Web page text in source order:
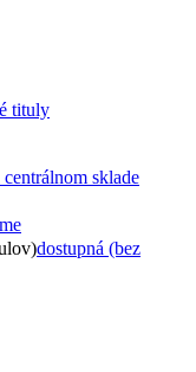
tituly
centrálnom sklade
dostupná (bez